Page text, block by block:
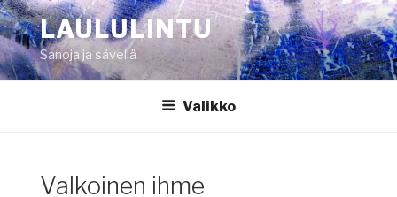
Siirry
sisältöönLAULULINTU
Sanoja ja säveliä
Valikko
Valkoinen ihme